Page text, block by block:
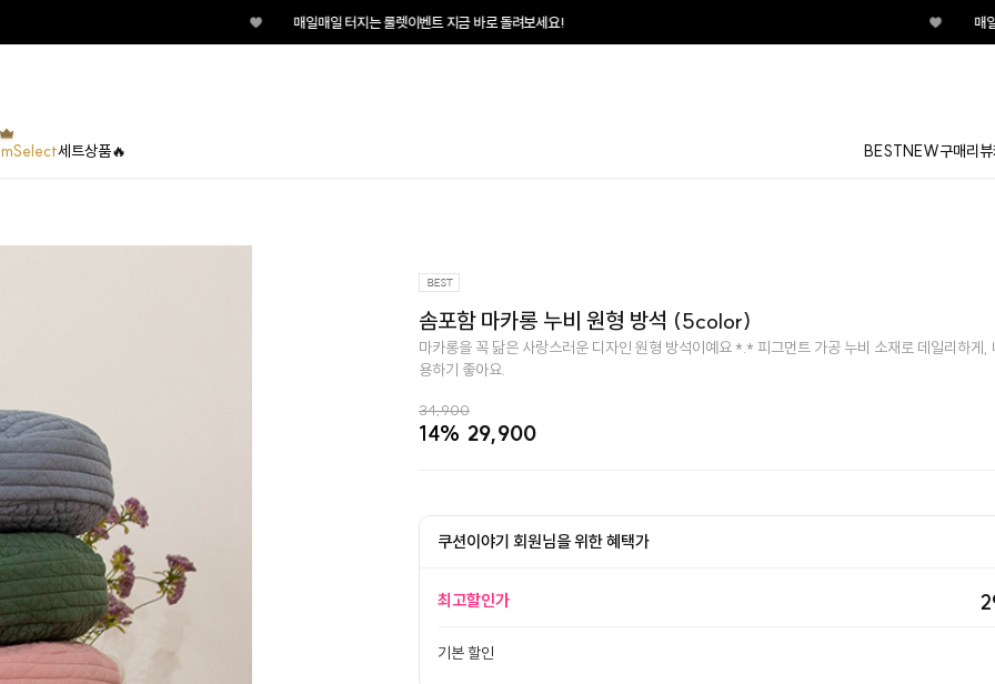
매일매일 터지는 룰렛이벤트 지금 바로 돌려보세요! 매일매일 터지는 룰렛이벤
세트상품🔥 BESTNEW구매리뷰
솜포함 마카롱 누비 원형 방석 (5color)
마카롱을 꼭 닮은 사랑스러운 디자인 원형 방석이예요 *.* 피그먼트 가공 누비 소재로 데일리하게,
용하기 좋아요.
34,900
14% 29,900
쿠션이야기 회원님을 위한 혜택가
최고할인가
기본 할인